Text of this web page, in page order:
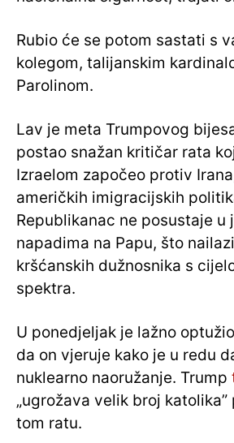
Rubio će se potom sastati s
kolegom, talijanskim
Parolinom.
Lav je meta Trumpovog
postao snažan kritičar rata
Izraelom započeo protiv
američkih imigracijskih
Republikanac ne posustaje u
napadima na Papu, što
kršćanskih dužnosnika s
spektra.
U ponedjeljak je lažno
da on vjeruje kako je u redu
nuklearno naoružanje. Trump
„ugrožava velik broj
tom ratu.